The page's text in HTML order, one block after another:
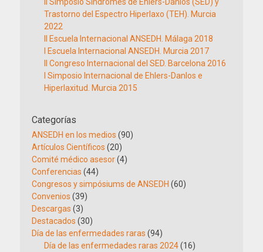
Trastorno del Espectro Hiperlaxo (TEH). Murcia
2022
II Escuela Internacional ANSEDH. Málaga 2018
I Escuela Internacional ANSEDH. Murcia 2017
II Congreso Internacional del SED. Barcelona 2016
I Simposio Internacional de Ehlers-Danlos e
Hiperlaxitud. Murcia 2015
Categorías
ANSEDH en los medios (90)
Artículos Científicos (20)
Comité médico asesor(4)
Conferencias (44)
Congresos y simpósiums de ANSEDH (60)
Convenios (39)
Descargas (3)
Destacados (30)
Día de las enfermedades raras (94)
Día de las enfermedades raras 2024(16)